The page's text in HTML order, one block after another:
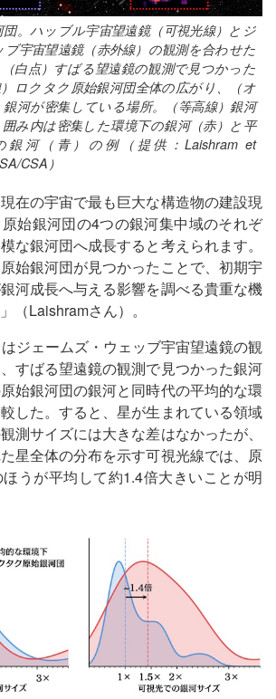
。ハッブル宇宙望遠鏡（可視光線）とジ
宇宙望遠鏡（赤外線）の観測を合わせた
白点）すばる望遠鏡の観測で見つかった
ロクタク原始銀河団全体の広がり、（オ
河が密集している場所。（等高線）銀河
み内は密集した環境下の銀河（赤）と平
河（青）の例（提供：Laishram et
CSA）
現在の宇宙で最も巨大な構造物の建設現
始銀河団の4つの銀河集中域のそれぞ
な銀河団へ成長すると考えられます。
始銀河団が見つかったことで、初期宇
河成長へ与える影響を調べる貴重な機
（Laishramさん）。
ジェームズ・ウェッブ宇宙望遠鏡の観
すばる望遠鏡の観測で見つかった銀河
始銀河団の銀河と同時代の平均的な環
した。すると、星が生まれている領域
測サイズには大きな差はなかったが、
星全体の分布を示す可視光線では、原
うが平均して約1.4倍大きいことが明